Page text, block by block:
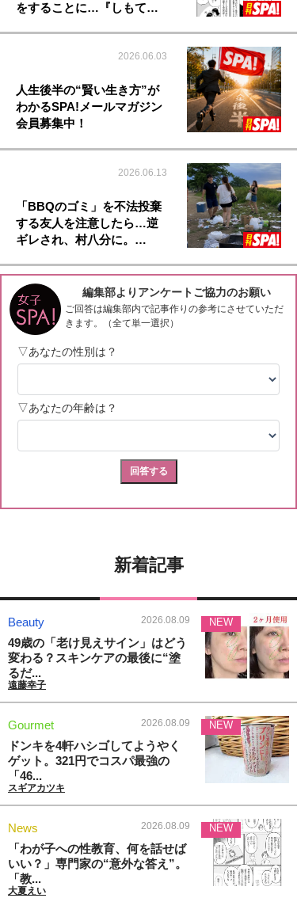
をすることに…『しもて…
2026.06.03
人生後半の“賢い生き方”が
わかるSPA!メールマガジン
会員募集中！
2026.06.13
「BBQのゴミ」を不法投棄
する友人を注意したら…逆
ギレされ、村八分に。…
新着記事
Beauty 2026.08.09
49歳の「老け見えサイン」はどう
変わる？スキンケアの最後に“塗
るだ...
遠藤幸子
NEW
Gourmet 2026.08.09
ドンキを4軒ハシゴしてようやく
ゲット。321円でコスパ最強の
「46...
スギアカツキ
NEW
News 2026.08.09
「わが子への性教育、何を話せば
いい？」専門家の“意外な答え”。
「教...
大夏えい
NEW